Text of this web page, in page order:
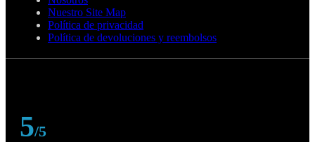
Nuestro Site Map
Política de privacidad
Política de devoluciones y reembolsos
5/5